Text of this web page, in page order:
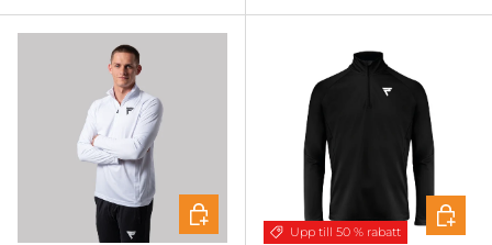
Välj alternativ
Upp till 50 % rabatt
Välj